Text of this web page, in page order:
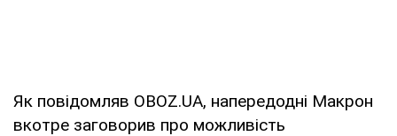
Як повідомляв OBOZ.UA, напередодні Макрон
вкотре заговорив про можливість